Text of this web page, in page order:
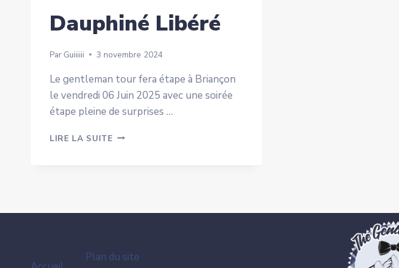
Dauphiné Libéré
Par Guiiiiii 3 novembre 2024
Le gentleman tour fera étape à Briançon
le vendredi 06 Juin 2025 avec une soirée
étape pleine de surprises …
LIRE LA SUITELE
LIBÉRÉ
Plan du site